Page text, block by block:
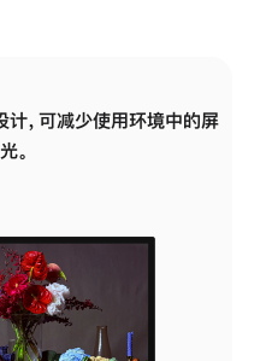
，可减少使用环境中的屏
。